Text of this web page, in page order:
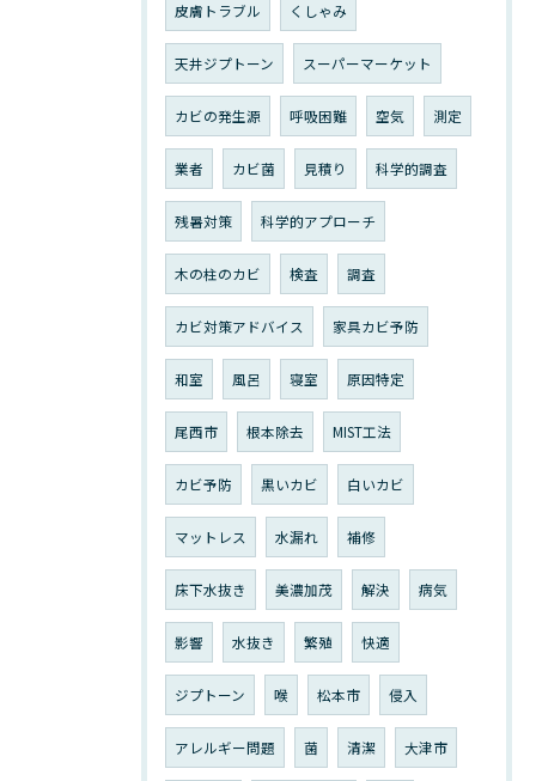
皮膚トラブル くしゃみ
天井ジプトーン スーパーマーケット
カビの発生源 呼吸困難 空気 測定
業者 カビ菌 見積り 科学的調査
残暑対策 科学的アプローチ
木の柱のカビ 検査 調査
カビ対策アドバイス 家具カビ予防
和室 風呂 寝室 原因特定
尾西市 根本除去 MIST工法
カビ予防 黒いカビ 白いカビ
マットレス 水漏れ 補修
床下水抜き 美濃加茂 解決 病気
影響 水抜き 繁殖 快適
ジプトーン 喉 松本市 侵入
アレルギー問題 菌 清潔 大津市